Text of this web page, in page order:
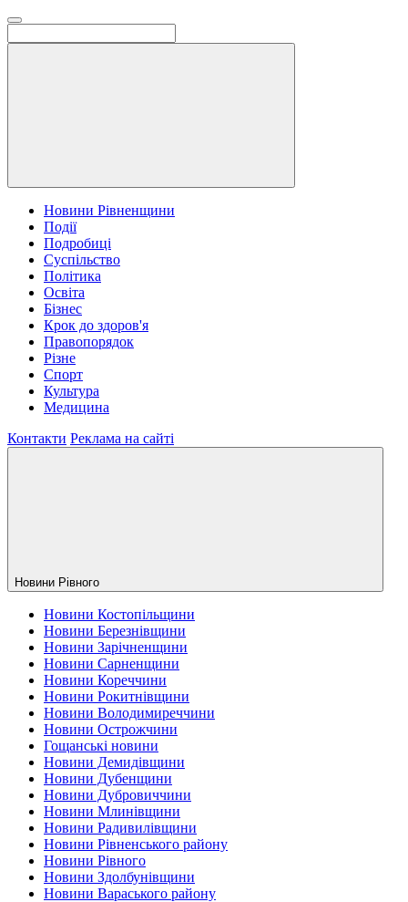
Новини Рівненщини
Події
Подробиці
Суспільство
Політика
Освіта
Бізнес
Крок до здоров'я
Правопорядок
Різне
Спорт
Культура
Медицина
Контакти Реклама на сайті
Новини Рiвного
Новини Костопільщини
Новини Березнівщини
Новини Зарічненщини
Новини Сарненщини
Новини Кореччини
Новини Рокитнівщини
Новини Володимиреччини
Новини Острожчини
Гощанські новини
Новини Демидівщини
Новини Дубенщини
Новини Дубровиччини
Новини Млинівщини
Новини Радивилівщини
Новини Рівненського району
Новини Рівного
Новини Здолбунівщини
Новини Вараського району